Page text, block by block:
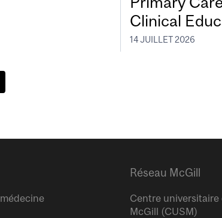
Clinical
14 JUILLET 2026
Réseau McGill
Centre universitaire
McGill (CUSM)